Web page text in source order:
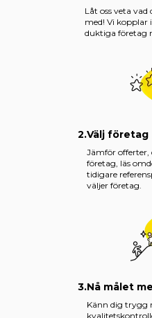
Låt oss veta
med! Vi kopplar
duktiga företag
2.Välj företag
Jämför
företag, läs
tidigare
väljer företag.
3.Nå målet
Känn dig trygg